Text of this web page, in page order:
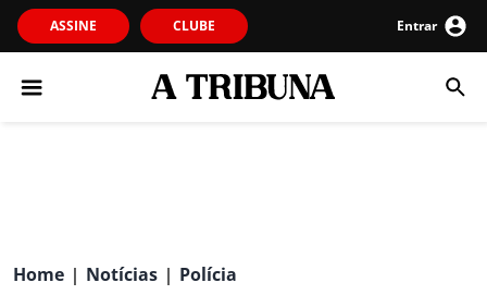
ASSINE CLUBE Entrar
Home | Notícias | Polícia